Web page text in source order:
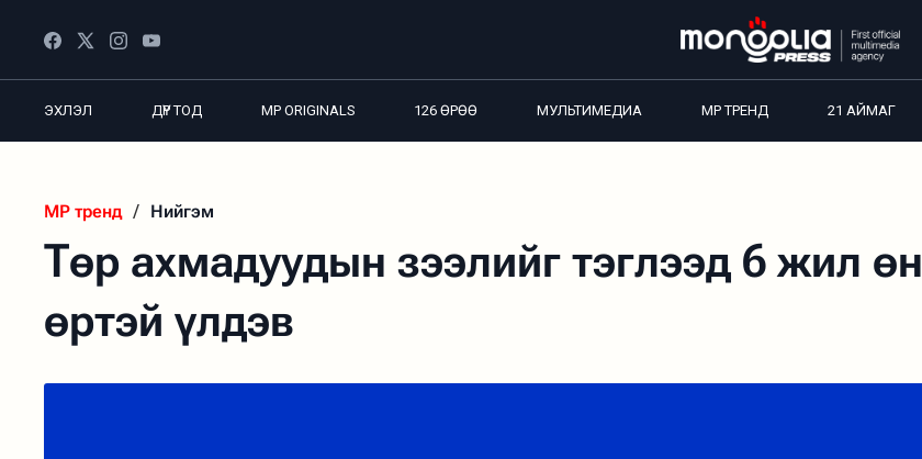
ЭХЛЭЛ ДҮР ТОД MP ORIGINALS 126 ӨРӨӨ МУЛЬТИМЕДИА MP ТРЕНД 21 АЙМАГ
MP тренд / Нийгэм
Төр ахмадуудын зээлийг тэглээд 6 жил
өртэй үлдэв